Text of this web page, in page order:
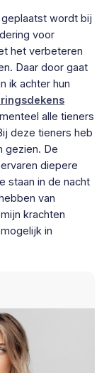
wordt bij
voor
het verbeteren
Daar door gaat
ik achter hun
alle tieners
deze tieners heb
gezien. De
diepere
staan in de nacht
van
krachten
in